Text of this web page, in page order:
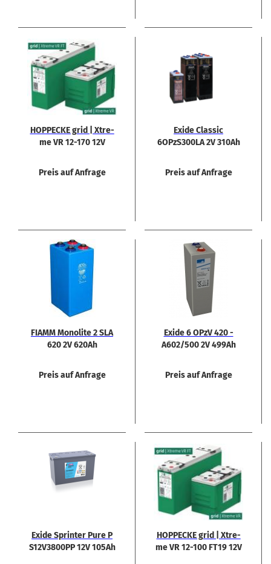
HOP­PE­CKE grid | Xtre­
me VR 12-​170 12V
Preis auf Anfrage
Exide Clas­sic
6OPzS300LA 2V 310Ah
Preis auf Anfrage
FIAMM Mo­no­li­te 2 SLA
620 2V 620Ah
Preis auf Anfrage
Exide 6 OPzV 420 -
A602/500 2V 499Ah
Preis auf Anfrage
Exide Sprin­ter Pure P
S12V3800PP 12V 105Ah
HOP­PE­CKE grid | Xtre­
me VR 12-​100 FT19 12V